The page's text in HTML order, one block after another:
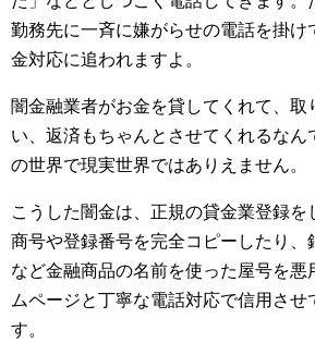
勤務先に一斉に嫌がらせの電話を掛け
金対応に追われますよ。
闇金融業者がお金を貸してくれて、取
い、返済もちゃんとさせてくれるなん
の世界で現実世界ではありえません。
こうした闇金は、正規の貸金業登録を
商号や登録番号を完全コピーしたり、
など金融商品の名前を使った屋号を悪
ムページと丁寧な電話対応で信用させ
す。